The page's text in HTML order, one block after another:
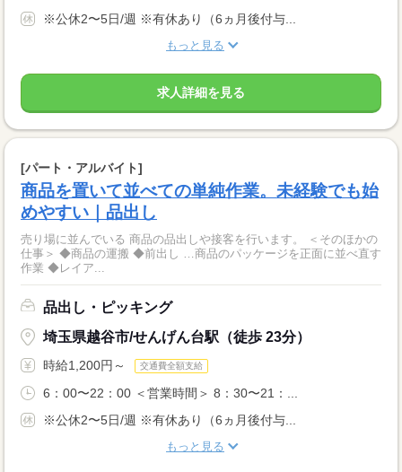
※公休2〜5日/週 ※有休あり（6ヵ月後付与...
もっと見る
求人詳細を見る
[パート・アルバイト]
商品を置いて並べての単純作業。未経験でも始
めやすい｜品出し
売り場に並んでいる 商品の品出しや接客を行います。 ＜そのほかの
仕事＞ ◆商品の運搬 ◆前出し …商品のパッケージを正面に並べ直す
作業 ◆レイア...
品出し・ピッキング
埼玉県越谷市/せんげん台駅（徒歩 23分）
時給1,200円～ 交通費全額支給
6：00〜22：00 ＜営業時間＞ 8：30〜21：...
※公休2〜5日/週 ※有休あり（6ヵ月後付与...
もっと見る